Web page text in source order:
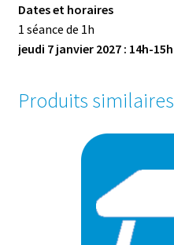
Dates et horaires
1 séance de 1h
jeudi 7 janvier 2027 : 14h-15h
Produits similaires